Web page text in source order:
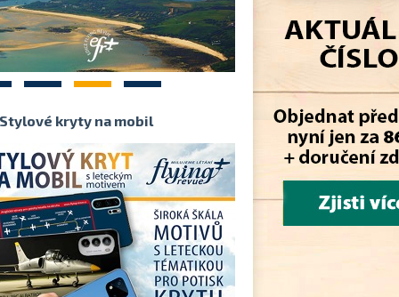
2 3 4
Stylové kryty na mobil